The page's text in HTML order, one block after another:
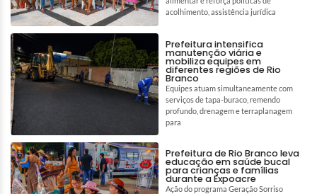
acolhimento, assistência jurídica
Prefeitura intensifica
manutenção viária e
mobiliza equipes em
diferentes regiões de Rio
Branco
Equipes atuam simultaneamente com
serviços de tapa-buraco, remendo
profundo, drenagem e terraplanagem
para
Prefeitura de Rio Branco leva
educação em saúde bucal
para crianças e famílias
durante a Expoacre
Ação do programa Geração Sorriso